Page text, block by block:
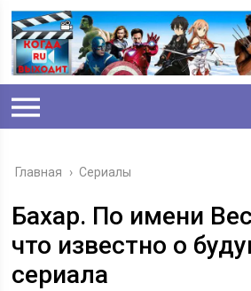
Главная › Сериалы
Бахар. По имени
что известно о
сериала